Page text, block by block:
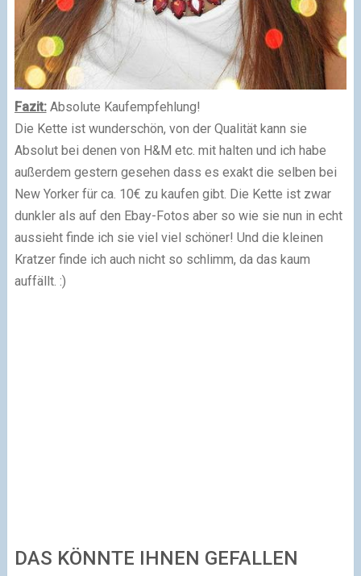
Fazit:Absolute Kaufempfehlung!
Die Kette ist wunderschön, von der Qualität kann sie
Absolut bei denen von H&M etc. mit halten und ich habe
außerdem gestern gesehen dass es exakt die selben bei
New Yorker für ca. 10€ zu kaufen gibt. Die Kette ist zwar
dunkler als auf den Ebay-Fotos aber so wie sie nun in echt
aussieht finde ich sie viel viel schöner! Und die kleinen
Kratzer finde ich auch nicht so schlimm, da das kaum
auffällt. :)
DAS KÖNNTE IHNEN GEFALLEN